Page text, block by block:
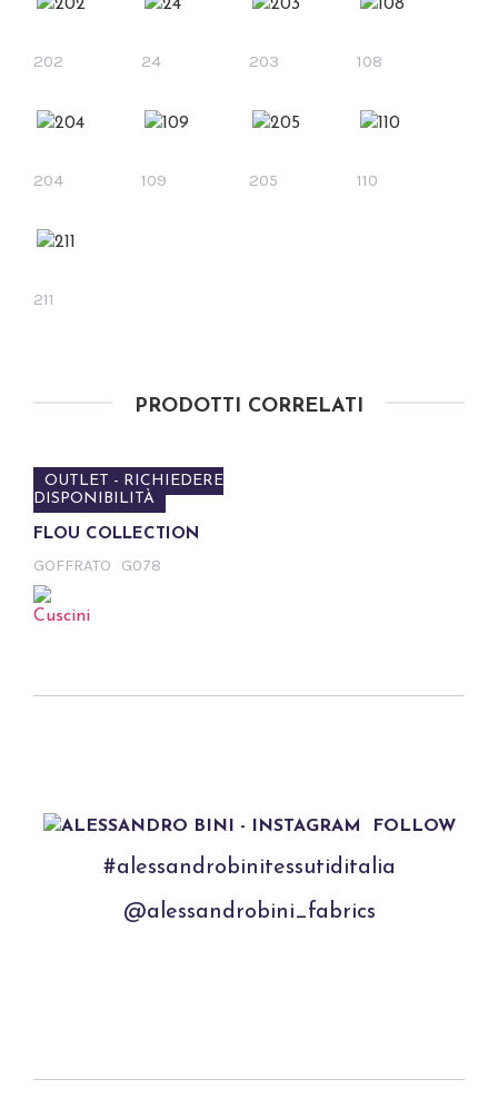
202 24 203 108
204 109 205 110
211
PRODOTTI CORRELATI
OUTLET - RICHIEDERE
DISPONIBILITÀ
FLOU COLLECTION
GOFFRATO G078
FOLLOW
#alessandrobinitessutiditalia
@alessandrobini_fabrics